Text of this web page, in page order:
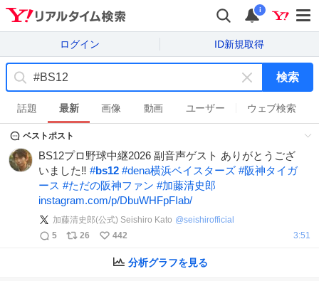
i
ログイン ID新規取得
キ
ー
ワ
ド
を
検索
話題 最新 画像 動画 ユーザー ウェブ検索
ベストポスト
BS12プロ野球中継2026 副音声ゲスト ありがとうござ
いました‼︎ #bs12 #dena横浜ベイスターズ #阪神タイガ
ース #ただの阪神ファン #加藤清史郎
instagram.com/p/DbuWHFpFIab/
加藤清史郎(公式) Seishiro Kato @seishirofficial
5
26 442 3:51
分析グラフを見る